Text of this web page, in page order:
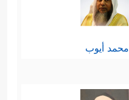
محمد أيوب